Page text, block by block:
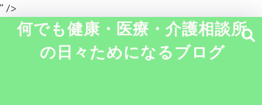
" />
何でも健康・医療・介護相談所
の日々ためになるブログ